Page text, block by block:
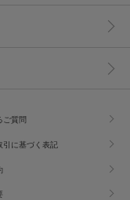
ご質問
引に基づく表記